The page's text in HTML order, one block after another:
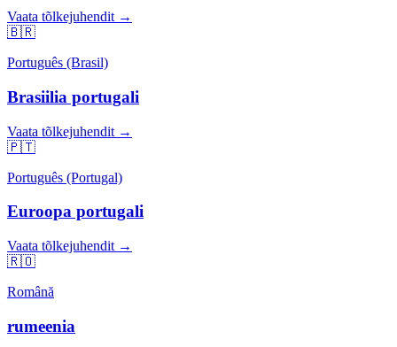
Vaata tõlkejuhendit →
🇧🇷
Português (Brasil)
Brasiilia portugali
Vaata tõlkejuhendit →
🇵🇹
Português (Portugal)
Euroopa portugali
Vaata tõlkejuhendit →
🇷🇴
Română
rumeenia